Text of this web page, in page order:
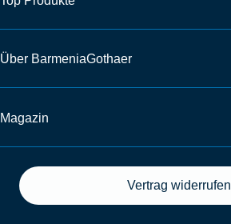
Über BarmeniaGothaer
Magazin
Vertrag widerrufen